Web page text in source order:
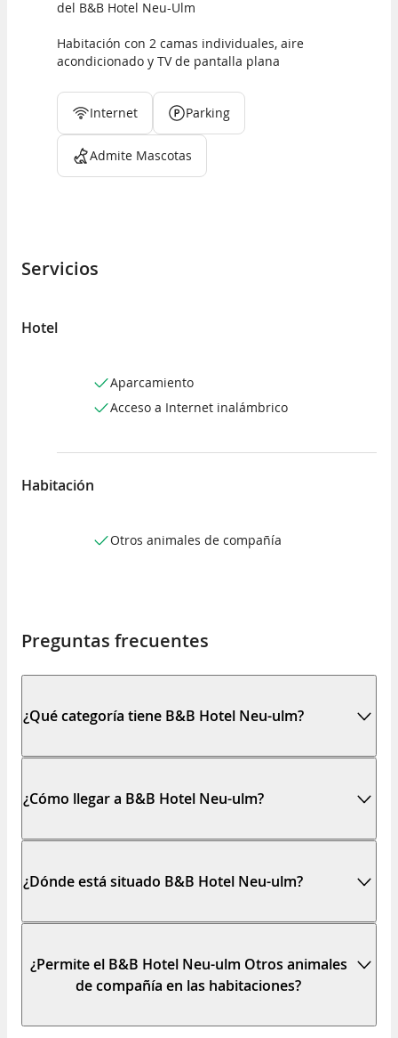
del B&B Hotel Neu-Ulm
Habitación con 2 camas individuales, aire
acondicionado y TV de pantalla plana
Internet Parking
Admite Mascotas
Servicios
Hotel
Aparcamiento
Acceso a Internet inalámbrico
Habitación
Otros animales de compañía
Preguntas frecuentes
¿Qué categoría tiene B&B Hotel Neu-ulm?
¿Cómo llegar a B&B Hotel Neu-ulm?
¿Dónde está situado B&B Hotel Neu-ulm?
¿Permite el B&B Hotel Neu-ulm Otros animales
de compañía en las habitaciones?